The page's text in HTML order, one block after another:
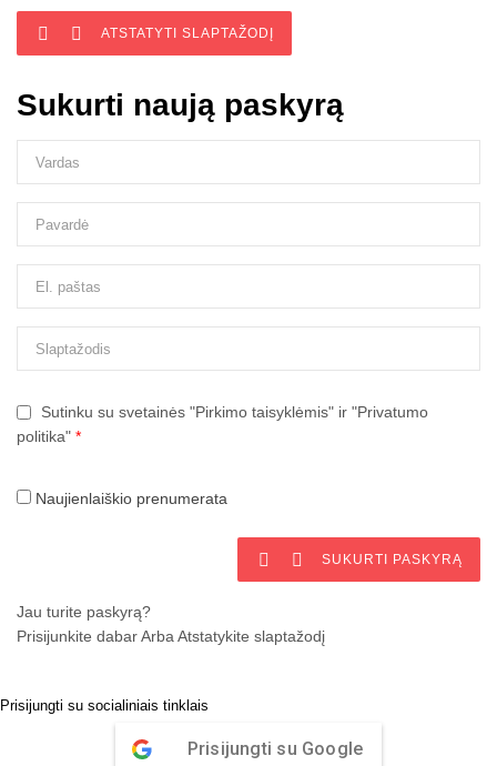
  ATSTATYTI SLAPTAŽODĮ
Sukurti naują paskyrą
Sutinku su svetainės "Pirkimo taisyklėmis" ir "Privatumo
politika" *
Naujienlaiškio prenumerata
  SUKURTI PASKYRĄ
Jau turite paskyrą?
Prisijunkite dabarArbaAtstatykite slaptažodį
Prisijungti su socialiniais tinklais
Prisijungti su Google